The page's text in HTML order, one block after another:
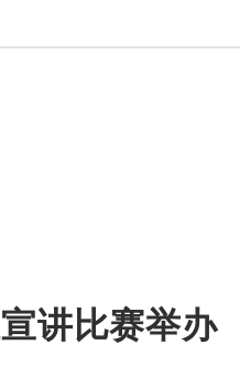
讲比赛举办